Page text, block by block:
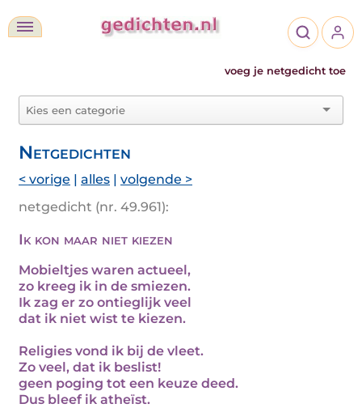
voeg je netgedicht toe
Netgedichten
< vorige | alles | volgende >
netgedicht (nr. 49.961):
Ik kon maar niet kiezen
Mobieltjes waren actueel,
zo kreeg ik in de smiezen.
Ik zag er zo ontieglijk veel
dat ik niet wist te kiezen.
Religies vond ik bij de vleet.
Zo veel, dat ik beslist!
geen poging tot een keuze deed.
Dus bleef ik atheïst.